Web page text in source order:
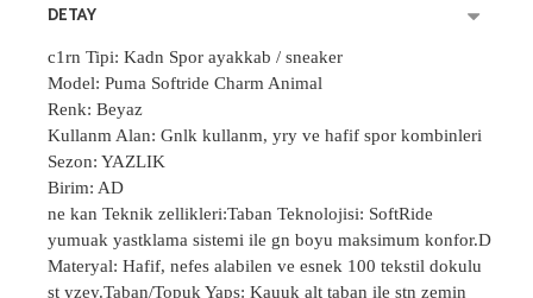
DETAY
c1rn Tipi: Kadn Spor ayakkab / sneaker
Model: Puma Softride Charm Animal
Renk: Beyaz
Kullanm Alan: Gnlk kullanm, yry ve hafif spor kombinleri
Sezon: YAZLIK
Birim: AD
ne kan Teknik zellikleri:Taban Teknolojisi: SoftRide
yumuak yastklama sistemi ile gn boyu maksimum konfor.D
Materyal: Hafif, nefes alabilen ve esnek 100 tekstil dokulu
st yzey.Taban/Topuk Yaps: Kauuk alt taban ile stn zemin